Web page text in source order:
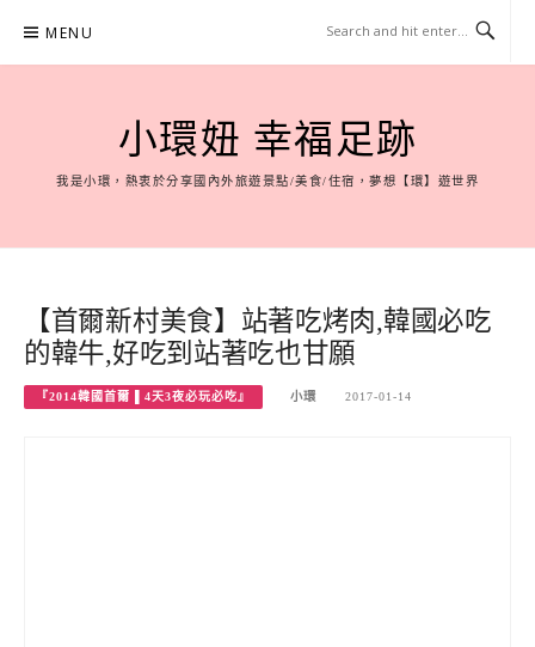
content
MENU
小環妞 幸福足跡
我是小環，熱衷於分享國內外旅遊景點/美食/住宿，夢想【環】遊世界
【首爾新村美食】站著吃烤肉,韓國必吃
的韓牛,好吃到站著吃也甘願
『2014韓國首爾 ▌4天3夜必玩必吃』 小環 2017-01-14